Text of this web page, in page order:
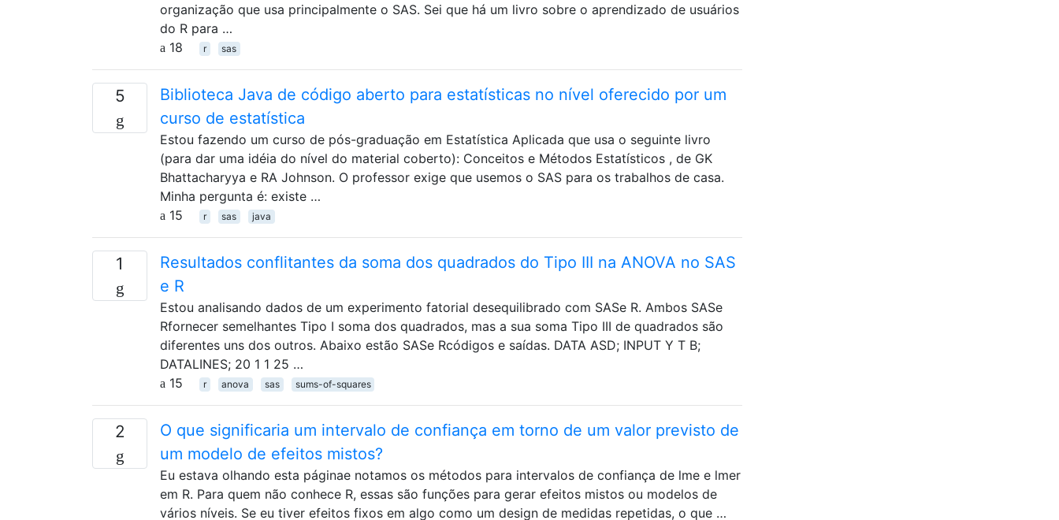
organização que usa principalmente o SAS. Sei que há um livro sobre o aprendizado de usuários
do R para …
18
r sas
5
Biblioteca Java de código aberto para estatísticas no nível oferecido por um
curso de estatística
Estou fazendo um curso de pós-graduação em Estatística Aplicada que usa o seguinte livro
(para dar uma idéia do nível do material coberto): Conceitos e Métodos Estatísticos , de GK
Bhattacharyya e RA Johnson. O professor exige que usemos o SAS para os trabalhos de casa.
Minha pergunta é: existe …
15
r sas java
1
Resultados conflitantes da soma dos quadrados do Tipo III na ANOVA no SAS
e R
Estou analisando dados de um experimento fatorial desequilibrado com SASe R. Ambos SASe
Rfornecer semelhantes Tipo I soma dos quadrados, mas a sua soma Tipo III de quadrados são
diferentes uns dos outros. Abaixo estão SASe Rcódigos e saídas. DATA ASD; INPUT Y T B;
DATALINES; 20 1 1 25 …
15
r anova sas sums-of-squares
2
O que significaria um intervalo de confiança em torno de um valor previsto de
um modelo de efeitos mistos?
Eu estava olhando esta páginae notamos os métodos para intervalos de confiança de lme e lmer
em R. Para quem não conhece R, essas são funções para gerar efeitos mistos ou modelos de
vários níveis. Se eu tiver efeitos fixos em algo como um design de medidas repetidas, o que …